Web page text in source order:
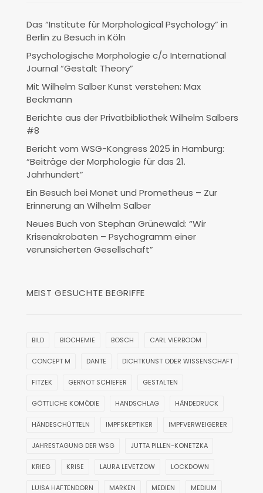
Das “Institute für Morphological Psychology” in
Berlin zu Besuch in Köln
Psychologische Morphologie c/o International
Journal “Gestalt Theory”
Mit Wilhelm Salber Kunst verstehen: Max
Beckmann
Berichte aus der Privatbibliothek Wilhelm Salbers
#8
Bericht vom WSG-Kongress 2025 in Hamburg:
“Beiträge der Morphologie für das 21.
Jahrhundert”
Ein Besuch bei Monet und Prometheus – Zur
Erinnerung an Wilhelm Salber
Neues Buch von Stephan Grünewald: “Wir
Krisenakrobaten – Psychogramm einer
verunsicherten Gesellschaft”
MEIST GESUCHTE BEGRIFFE
BILD BIOCHEMIE BOSCH CARL VIERBOOM
CONCEPT M DANTE DICHTKUNST ODER WISSENSCHAFT
FITZEK GERNOT SCHIEFER GESTALTEN
GÖTTLICHE KOMÖDIE HANDSCHLAG HÄNDEDRUCK
HÄNDESCHÜTTELN IMPFSKEPTIKER IMPFVERWEIGERER
JAHRESTAGUNG DER WSG JUTTA PILLEN-KONETZKA
KRIEG KRISE LAURA LEVETZOW LOCKDOWN
LUISA HAFTENDORN MARKEN MEDIEN MEDIUM